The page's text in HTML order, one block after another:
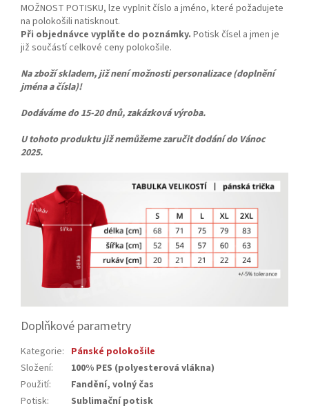
MOŽNOST POTISKU, lze vyplnit číslo a jméno, které požadujete
na polokošili natisknout.
Při objednávce vyplňte do poznámky. Potisk čísel a jmen je
již součástí celkové ceny polokošile.
Na zboží skladem, již není možnosti personalizace (doplnění
jména a čísla)!
Dodáváme do 15-20 dnů, zakázková výroba.
U tohoto produktu již nemůžeme zaručit dodání do Vánoc
2025.
Doplňkové parametry
Kategorie: Pánské polokošile
Složení:
100% PES (polyesterová vlákna)
Použití:
Fandění, volný čas
Potisk: Sublimační potisk